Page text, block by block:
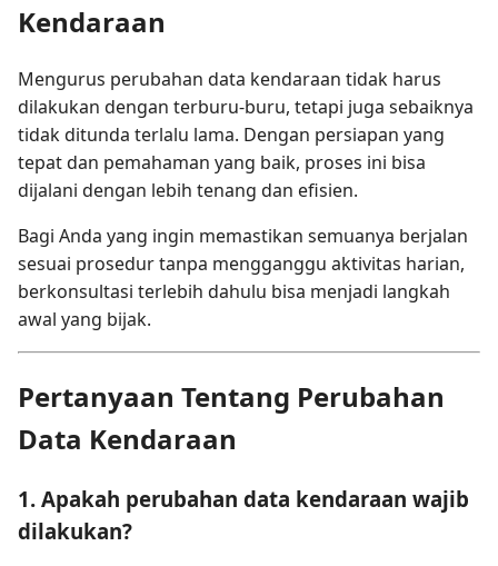
Kendaraan
Mengurus perubahan data kendaraan tidak harus
dilakukan dengan terburu-buru, tetapi juga sebaiknya
tidak ditunda terlalu lama. Dengan persiapan yang
tepat dan pemahaman yang baik, proses ini bisa
dijalani dengan lebih tenang dan efisien.
Bagi Anda yang ingin memastikan semuanya berjalan
sesuai prosedur tanpa mengganggu aktivitas harian,
berkonsultasi terlebih dahulu bisa menjadi langkah
awal yang bijak.
Pertanyaan Tentang Perubahan
Data Kendaraan
1. Apakah perubahan data kendaraan wajib
dilakukan?